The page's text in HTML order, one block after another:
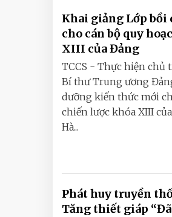
Khai giảng Lớp
cho cán bộ quy
XIII của Đảng
TCCS - Thực hiện chủ
Bí thư Trung ương
dưỡng kiến thức mới
chiến lược khóa XIII
Hà...
Phát huy truyền
Tăng thiết giáp